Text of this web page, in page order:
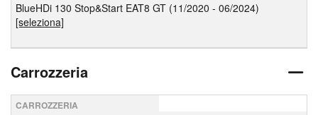
BlueHDi 130 Stop&Start EAT8 GT (11/2020 - 06/2024)
[seleziona]
Carrozzeria
CARROZZERIA